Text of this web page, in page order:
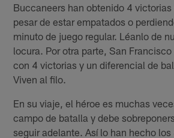
Buccaneers han obtenido 4 victorias
pesar de estar empatados o
minuto de juego regular. Léanlo de
locura. Por otra parte, San
con 4 victorias y un diferencial de
Viven al filo.
En su viaje, el héroe es muchas
campo de batalla y debe
seguir adelante. Así lo han hecho